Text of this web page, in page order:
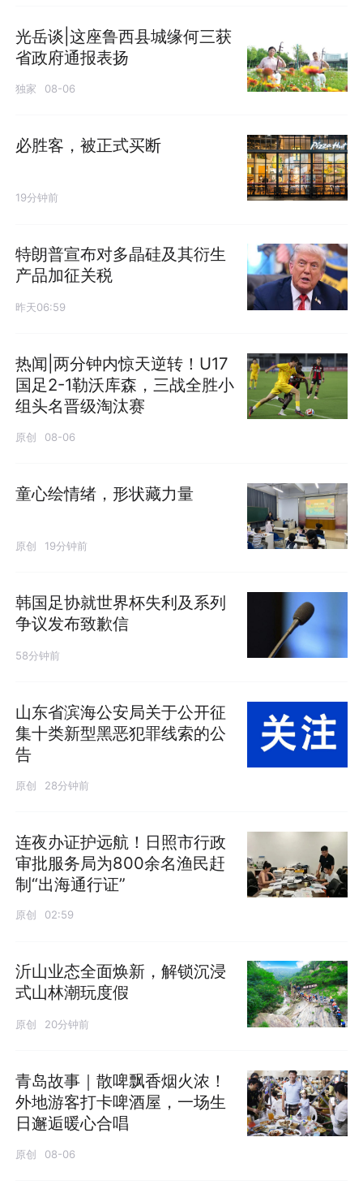
光岳谈|这座鲁西县城缘何三获
省政府通报表扬
独家 08-06
必胜客，被正式买断
19分钟前
特朗普宣布对多晶硅及其衍生
产品加征关税
昨天06:59
热闻|两分钟内惊天逆转！U17
国足2-1勒沃库森，三战全胜小
组头名晋级淘汰赛
原创 08-06
童心绘情绪，形状藏力量
原创 19分钟前
韩国足协就世界杯失利及系列
争议发布致歉信
58分钟前
山东省滨海公安局关于公开征
集十类新型黑恶犯罪线索的公
告
原创 28分钟前
连夜办证护远航！日照市行政
审批服务局为800余名渔民赶
制“出海通行证”
原创 02:59
沂山业态全面焕新，解锁沉浸
式山林潮玩度假
原创 20分钟前
青岛故事｜散啤飘香烟火浓！
外地游客打卡啤酒屋，一场生
日邂逅暖心合唱
原创 08-06